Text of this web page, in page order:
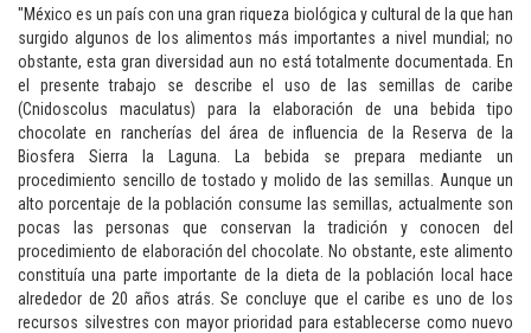
"México es un país con una gran riqueza biológica y cultural de la que han
surgido algunos de los alimentos más importantes a nivel mundial; no
obstante, esta gran diversidad aun no está totalmente documentada. En
el presente trabajo se describe el uso de las semillas de caribe
(Cnidoscolus maculatus) para la elaboración de una bebida tipo
chocolate en rancherías del área de influencia de la Reserva de la
Biosfera Sierra la Laguna. La bebida se prepara mediante un
procedimiento sencillo de tostado y molido de las semillas. Aunque un
alto porcentaje de la población consume las semillas, actualmente son
pocas las personas que conservan la tradición y conocen del
procedimiento de elaboración del chocolate. No obstante, este alimento
constituía una parte importante de la dieta de la población local hace
alrededor de 20 años atrás. Se concluye que el caribe es uno de los
recursos silvestres con mayor prioridad para establecerse como nuevo